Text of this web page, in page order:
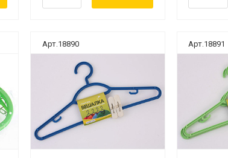
Арт.18890 Арт.18891